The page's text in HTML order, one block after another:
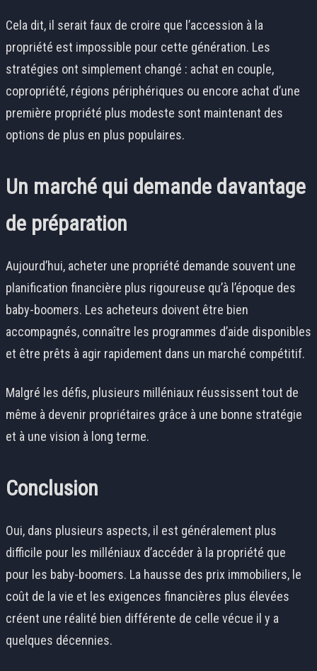
Cela dit, il serait faux de croire que l’accession à la
propriété est impossible pour cette génération. Les
stratégies ont simplement changé : achat en couple,
copropriété, régions périphériques ou encore achat d’une
première propriété plus modeste sont maintenant des
options de plus en plus populaires.
Un marché qui demande davantage
de préparation
Aujourd’hui, acheter une propriété demande souvent une
planification financière plus rigoureuse qu’à l’époque des
baby-boomers. Les acheteurs doivent être bien
accompagnés, connaître les programmes d’aide disponibles
et être prêts à agir rapidement dans un marché compétitif.
Malgré les défis, plusieurs milléniaux réussissent tout de
même à devenir propriétaires grâce à une bonne stratégie
et à une vision à long terme.
Conclusion
Oui, dans plusieurs aspects, il est généralement plus
difficile pour les milléniaux d’accéder à la propriété que
pour les baby-boomers. La hausse des prix immobiliers, le
coût de la vie et les exigences financières plus élevées
créent une réalité bien différente de celle vécue il y a
quelques décennies.